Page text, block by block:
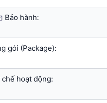
Bảo hành:
gói (Package):
chế hoạt động: